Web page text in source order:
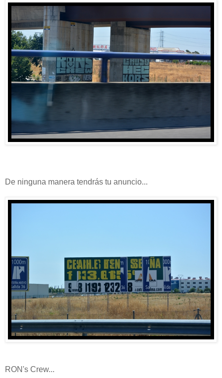
De ninguna manera tendrás tu anuncio...
RON's Crew...